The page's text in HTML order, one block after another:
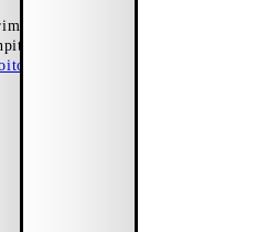
on valmistettu nahasta
jotta ne pysyvät
oppaastamme